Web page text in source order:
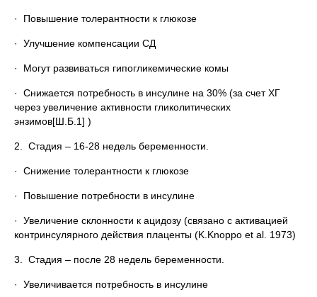
· Повышение толерантности к глюкозе
· Улучшение компенсации СД
· Могут развиваться гипогликемические комы
· Снижается потребность в инсулине на 30% (за счет ХГ
через увеличение активности гликолитических
энзимов[Ш.Б.1] )
2. Стадия – 16-28 недель беременности.
· Снижение толерантности к глюкозе
· Повышение потребности в инсулине
· Увеличение склонности к ацидозу (связано с активацией
контринсулярного действия плаценты (K.Knoppo et al. 1973)
3. Стадия – после 28 недель беременности.
· Увеличивается потребность в инсулине